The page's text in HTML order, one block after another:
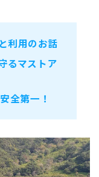
利用のお話
るマストア
全第一！